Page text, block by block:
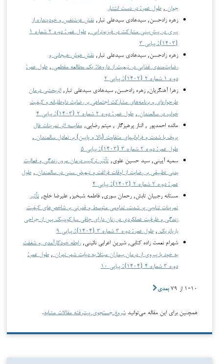
جوان , طول عمر: در دست انتشار
زهره زادحسن, سیدهادی سیدعلی تبار,نقش عزت‌نفس و خودپنداره از
پیری در پیش‌بینی مشارکت در فیزیوتراپی ,
طول عمر: دوره ۲ شماره ۱
(۱۴۰۳): پیاپی ۳
زهره زادحسن, سیدهادی سیدعلی تبار,نقش هوش هیجانی و
رضایت‌مندی غذایی در تبعیت از داروها: یک مطالعه مقطعی , طول عمر:
دوره ۱ شماره ۲ (۱۴۰۲): پیاپی ۲
زهرا آهنگریان, زهره زادحسن, سیدهادی سیدعلی تبار, اثربخشی درمان
طرحواره‌ای و برنامه‌های مشارکت اجتماعی بر رضایت داوطلبانه و کیفیت
خواب در سالمندان , طول عمر: دوره ۲ شماره ۲ (۱۴۰۳): پیاپی ۴
مائده احمدپور , الناز پرهیزگار , میثم رضایی, مقایسه اثر تمرینات فال
پروف با شدت ­و فراوانی­های متفاوت (بالا و پایین) بر تعادل سالمندان ,
طول عمر: دوره ۲ شماره ۳ (۱۴۰۳): پیاپی ۵
سمیه آیینی, سید حسین علوی, تأثیر ترکیب درمان مرور زندگی و فعالیت
بدنی تطبیقی بر رضایت از اوقات فراغت و تبعیض سنی در سالمندان , طول
عمر: دوره ۲ شماره ۲ (۱۴۰۳): پیاپی ۴
مستانه رجبیان تابش, رحمان سوری, فاطمه شبخیز, علیرضا خلج, تأثیر
تمرینات تناوبی پر شدت، تداومی متوسط و قدرتی بر شاخص‌های کیفیت
زندگی و ظرفیت عملکردی در زنان دارای چاقی سارکوپنیک پس از جراحی
باریاتریک , طول عمر: دوره ۳ شماره ۳ (۱۴۰۴): پیاپی ۹
شهرام نعمت زاده کتابی, شیرین اعرابی نائینی, رابطه خودکارآمدی و شفقت
به خود با پیروی از درمان بیماران مبتلا به دیابت شهر تهران , طول عمر:
دوره ۳ شماره ۴ (۱۴۰۴): پیاپی ۱۰
۱-۱۰ از ۷۹ بعدی
همچنین برای این مقاله می‌توانید شروع جستجوی پیشرفته مقالات مشابه.